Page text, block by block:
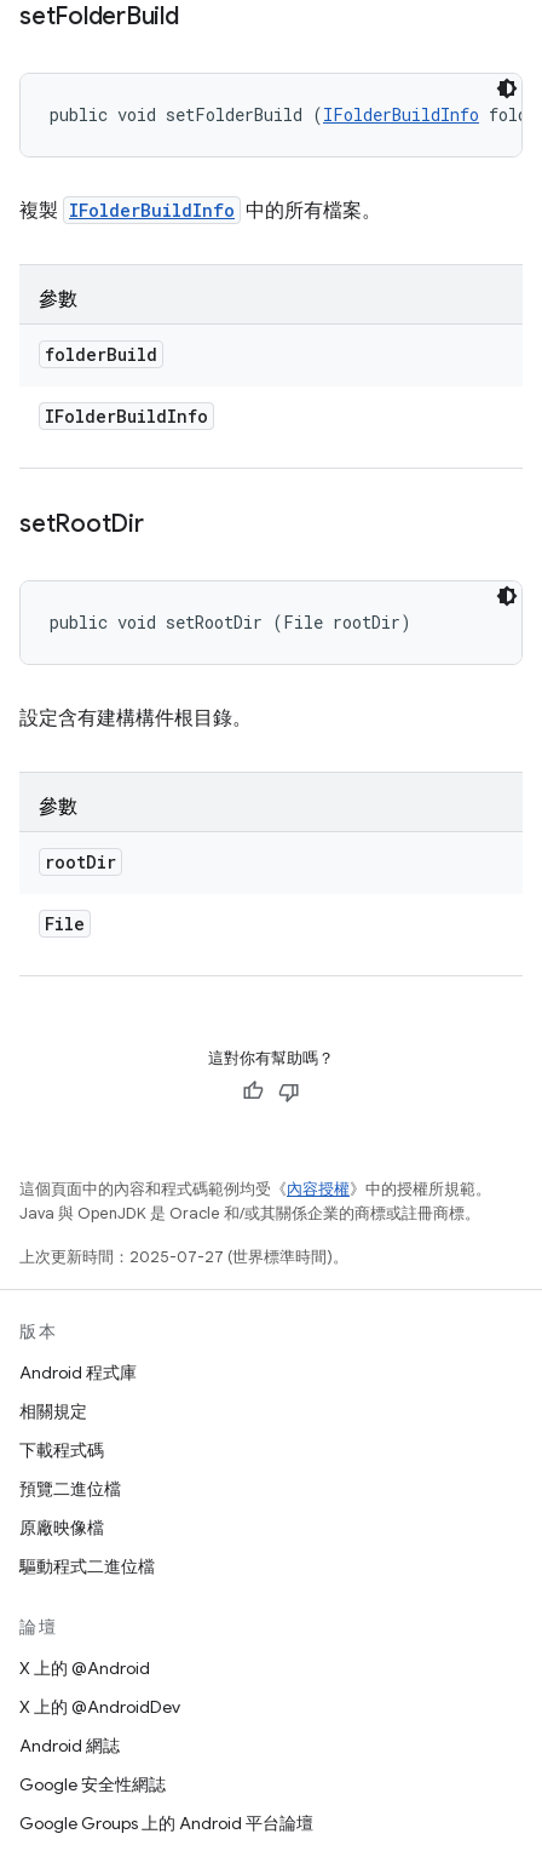
setFolderBuild
public void setFolderBuild (IFolderBuildInfo
複製 IFolderBuildInfo 中的所有檔案。
參數
folderBuild
IFolderBuildInfo
setRootDir
public void setRootDir (File rootDir)
設定含有建構構件根目錄。
參數
rootDir
File
這對你有幫助嗎？
這個頁面中的內容和程式碼範例均受《內容授權》中的授權所規範。
Java 與 OpenJDK 是 Oracle 和/或其關係企業的商標或註冊商標。
上次更新時間：2025-07-27 (世界標準時間)。
版本
Android 程式庫
相關規定
下載程式碼
預覽二進位檔
原廠映像檔
驅動程式二進位檔
論壇
X 上的 @Android
X 上的 @AndroidDev
Android 網誌
Google 安全性網誌
Google Groups 上的 Android 平台論壇